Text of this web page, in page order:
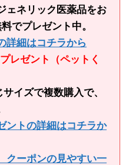
ェネリック医薬品をお
でプレゼント中。
詳細はコチラから
レゼント（ペットく
イズで複数購入で、
ントの詳細はコチラか
クーポンの見やすい一